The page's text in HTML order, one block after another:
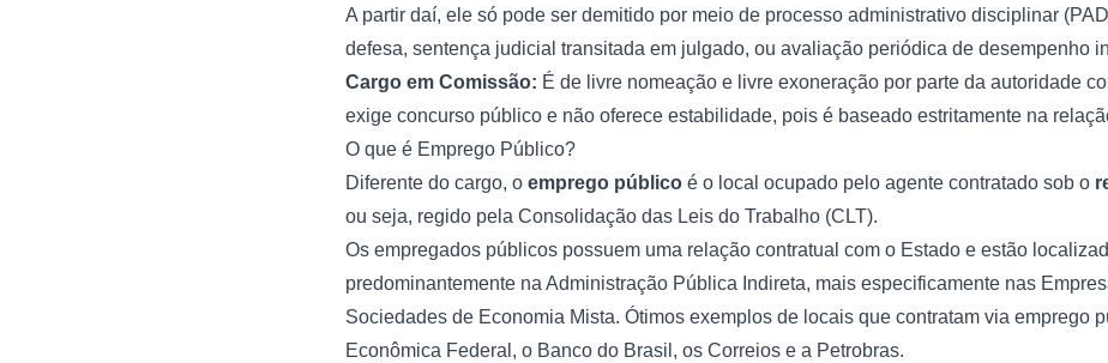
A partir daí, ele só pode ser demitido por meio de processo administrativo disciplinar
defesa, sentença judicial transitada em julgado, ou avaliação periódica de desempenho
Cargo em Comissão: É de livre nomeação e livre exoneração por parte da autoridade
exige concurso público e não oferece estabilidade, pois é baseado estritamente na
O que é Emprego Público?
Diferente do cargo, o emprego público é o local ocupado pelo agente contratado sob o
ou seja, regido pela Consolidação das Leis do Trabalho (CLT).
Os empregados públicos possuem uma relação contratual com o Estado e estão
predominantemente na Administração Pública Indireta, mais especificamente nas
Sociedades de Economia Mista. Ótimos exemplos de locais que contratam via emprego
Econômica Federal, o Banco do Brasil, os Correios e a Petrobras.